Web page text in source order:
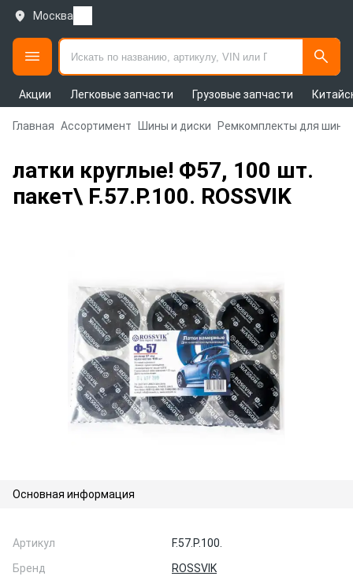
Москва
Акции Легковые запчасти Грузовые запчасти
Главная Ассортимент Шины и диски Ремкомплекты для шин
латки круглые! Ф57, 100 шт.
пакет\ F.57.P.100. ROSSVIK
Основная информация
Артикул
F.57.P.100.
Бренд
ROSSVIK